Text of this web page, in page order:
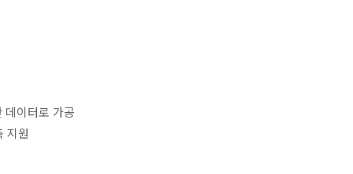
데이터로 가공
지원